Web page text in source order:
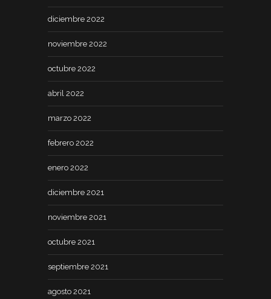
diciembre 2022
noviembre 2022
octubre 2022
abril 2022
marzo 2022
febrero 2022
enero 2022
diciembre 2021
noviembre 2021
octubre 2021
septiembre 2021
agosto 2021